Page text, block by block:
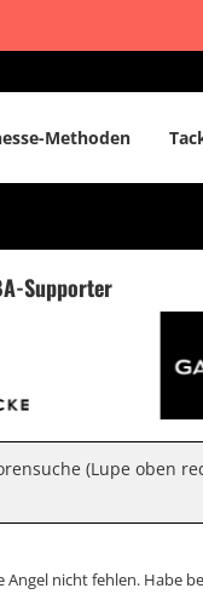
Methoden
Supporter
(Lupe oben
nicht fehlen. Habe